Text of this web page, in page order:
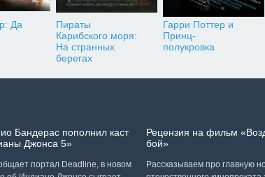
Да
Пираты
Карибского моря:
На странных
берегах
Гарри Поттер и
Принц-
полукровка
Бандерас пополнил каст
Джонса 5»
портал Deadline, в новом
Рецензия на фильм
бой»
Рассказываем про главную